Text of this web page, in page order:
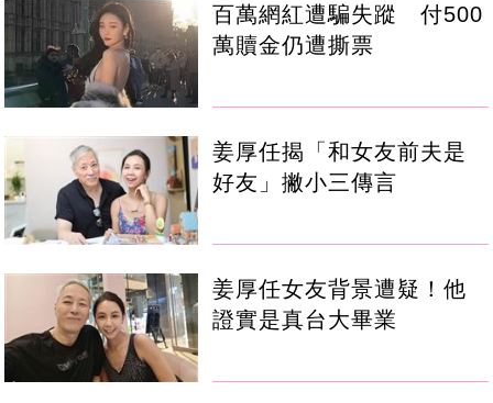
百萬網紅遭騙失蹤 付500
萬贖金仍遭撕票
姜厚任揭「和女友前夫是
好友」撇小三傳言
姜厚任女友背景遭疑！他
證實是真台大畢業